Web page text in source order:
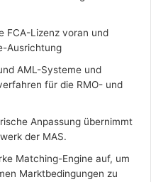
FCA-Lizenz voran und
Ausrichtung
AML-Systeme und
für die RMO- und
Anpassung übernimmt
der MAS.
Matching-Engine auf, um
Marktbedingungen zu